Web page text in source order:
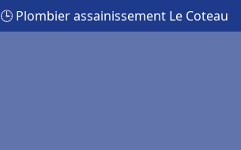
🕒 Plombier assainissement Le Coteau